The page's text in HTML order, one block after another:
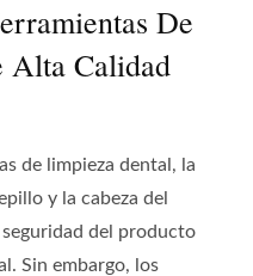
De
Alta Calidad
de limpieza dental, la
y la cabeza del
del producto
Sin embargo, los